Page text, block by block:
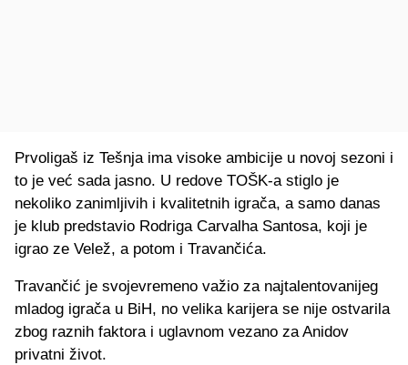
Prvoligaš iz Tešnja ima visoke ambicije u novoj sezoni i
to je već sada jasno. U redove TOŠK-a stiglo je
nekoliko zanimljivih i kvalitetnih igrača, a samo danas
je klub predstavio Rodriga Carvalha Santosa, koji je
igrao ze Velež, a potom i Travančića.
Travančić je svojevremeno važio za najtalentovanijeg
mladog igrača u BiH, no velika karijera se nije ostvarila
zbog raznih faktora i uglavnom vezano za Anidov
privatni život.